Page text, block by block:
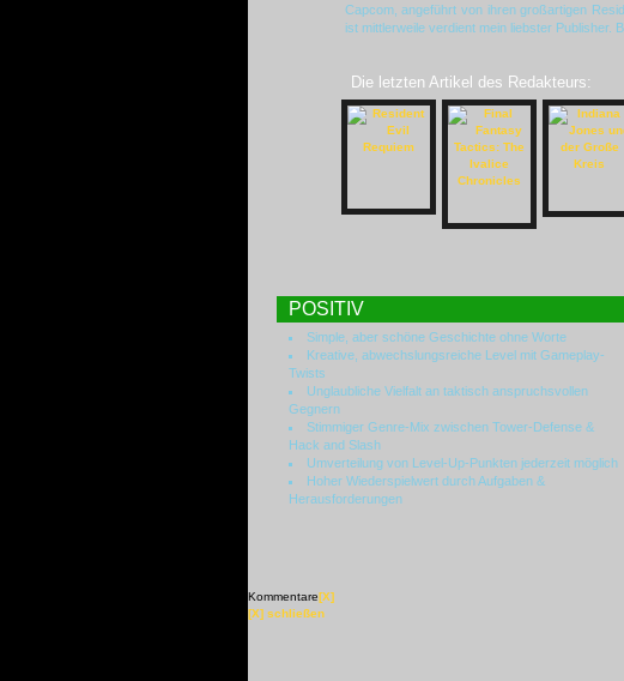
Capcom, angeführt von ihren großartigen
ist mittlerweile verdient mein liebster Publisher.
Die letzten Artikel des Redakteurs:
POSITIV
Simple, aber schöne Geschichte ohne Worte
Kreative, abwechslungsreiche Level mit Gameplay-
Twists
Unglaubliche Vielfalt an taktisch anspruchsvollen
Gegnern
Stimmiger Genre-Mix zwischen Tower-Defense &
Hack and Slash
Umverteilung von Level-Up-Punkten jederzeit möglich
Hoher Wiederspielwert durch Aufgaben &
Herausforderungen
Kommentare[X]
[X] schließen